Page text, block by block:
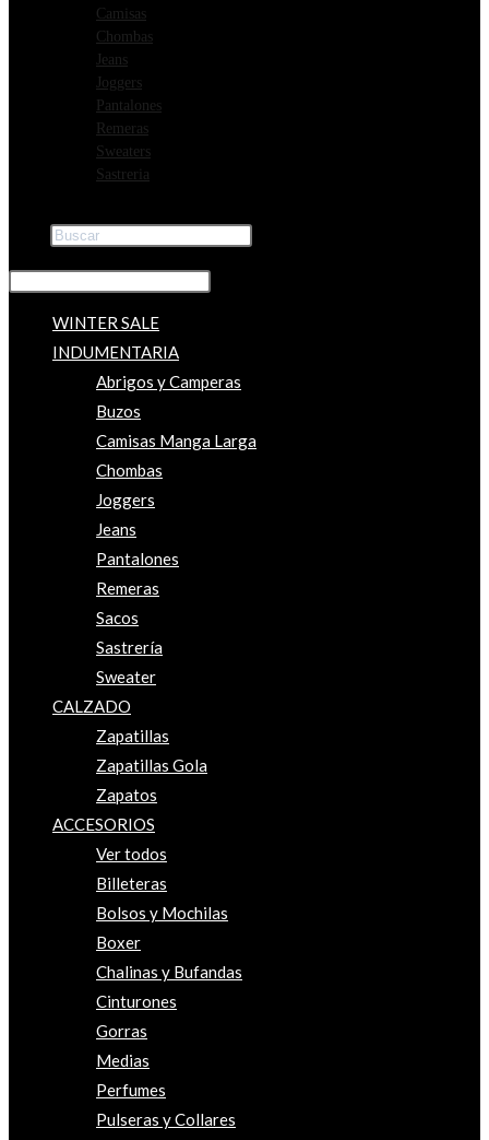
Camisas
Chombas
Jeans
Joggers
Pantalones
Remeras
Sweaters
Sastreria
WINTER SALE
INDUMENTARIA
Abrigos y Camperas
Buzos
Camisas Manga Larga
Chombas
Joggers
Jeans
Pantalones
Remeras
Sacos
Sastrería
Sweater
CALZADO
Zapatillas
Zapatillas Gola
Zapatos
ACCESORIOS
Ver todos
Billeteras
Bolsos y Mochilas
Boxer
Chalinas y Bufandas
Cinturones
Gorras
Medias
Perfumes
Pulseras y Collares